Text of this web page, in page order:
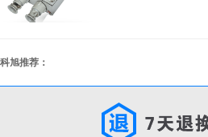
科旭推荐：